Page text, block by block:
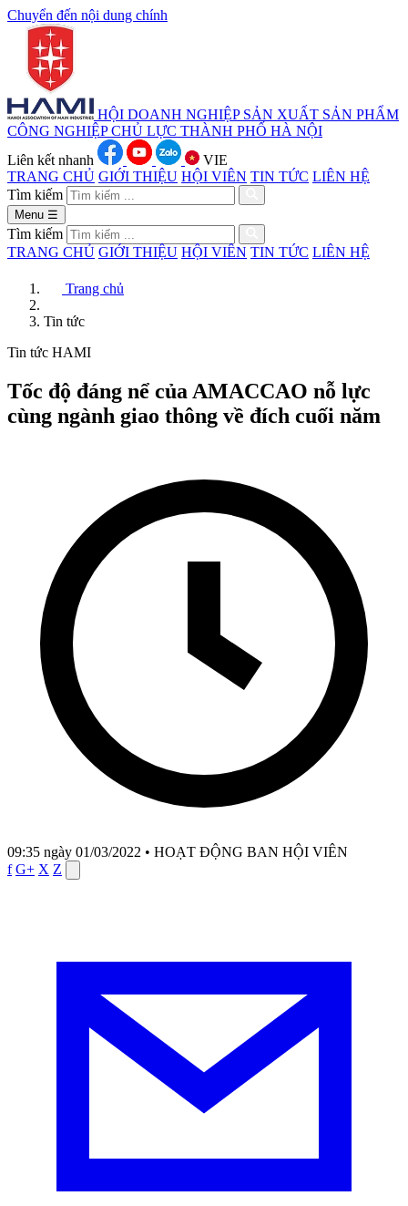
Chuyển đến nội dung chính
HỘI DOANH NGHIỆP SẢN XUẤT SẢN PHẨM
CÔNG NGHIỆP CHỦ LỰC THÀNH PHỐ HÀ NỘI
Liên kết nhanh
VIE
TRANG CHỦ GIỚI THIỆU HỘI VIÊN TIN TỨC LIÊN HỆ
Tìm kiếm
Menu ☰
Tìm kiếm
TRANG CHỦ GIỚI THIỆU HỘI VIÊN TIN TỨC LIÊN HỆ
Trang chủ
Tin tức
Tin tức HAMI
Tốc độ đáng nể của AMACCAO nỗ lực
cùng ngành giao thông về đích cuối năm
09:35 ngày 01/03/2022 • HOẠT ĐỘNG BAN HỘI VIÊN
f G+ X Z